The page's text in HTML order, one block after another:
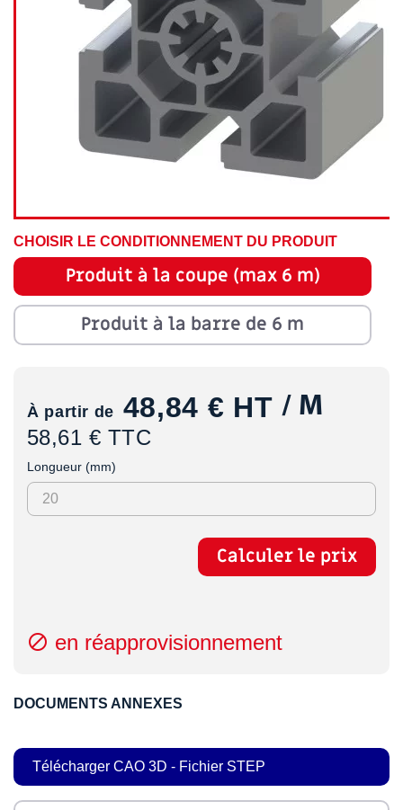
CHOISIR LE CONDITIONNEMENT DU PRODUIT
Produit à la coupe (max 6 m)
Produit à la barre de 6 m
À partir de 48,84 € HT / M
58,61 € TTC
Longueur (mm)
Calculer le prix
 en réapprovisionnement
DOCUMENTS ANNEXES
Télécharger CAO 3D - Fichier STEP